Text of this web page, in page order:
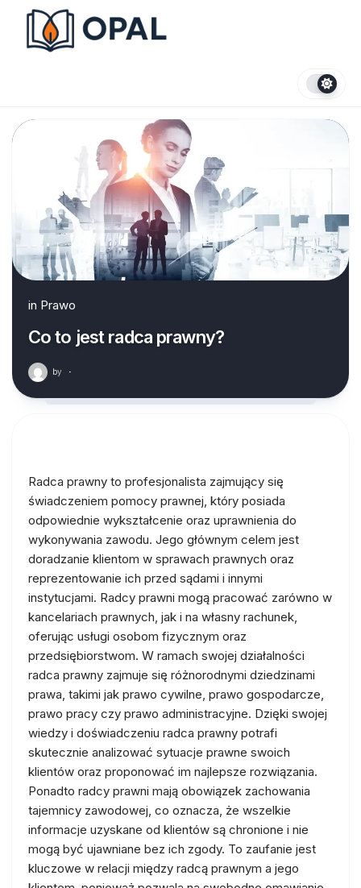
content
in Prawo
Co to jest radca prawny?
by ·
Radca prawny to profesjonalista zajmujący się
świadczeniem pomocy prawnej, który posiada
odpowiednie wykształcenie oraz uprawnienia do
wykonywania zawodu. Jego głównym celem jest
doradzanie klientom w sprawach prawnych oraz
reprezentowanie ich przed sądami i innymi
instytucjami. Radcy prawni mogą pracować zarówno w
kancelariach prawnych, jak i na własny rachunek,
oferując usługi osobom fizycznym oraz
przedsiębiorstwom. W ramach swojej działalności
radca prawny zajmuje się różnorodnymi dziedzinami
prawa, takimi jak prawo cywilne, prawo gospodarcze,
prawo pracy czy prawo administracyjne. Dzięki swojej
wiedzy i doświadczeniu radca prawny potrafi
skutecznie analizować sytuacje prawne swoich
klientów oraz proponować im najlepsze rozwiązania.
Ponadto radcy prawni mają obowiązek zachowania
tajemnicy zawodowej, co oznacza, że wszelkie
informacje uzyskane od klientów są chronione i nie
mogą być ujawniane bez ich zgody. To zaufanie jest
kluczowe w relacji między radcą prawnym a jego